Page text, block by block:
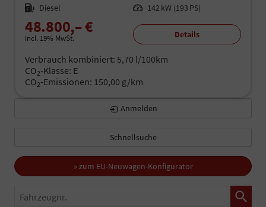
Kraftstoff Diesel Leistung 142 kW (193 PS)
48.800,– €
incl. 19% MwSt. Details
Verbrauch kombiniert: 5,70 l/100km
CO2-Klasse: E
CO2-Emissionen: 150,00 g/km
Anmelden
Schnellsuche
» zum EU-Neuwagen-Konfigurator
Fahrzeugnr.